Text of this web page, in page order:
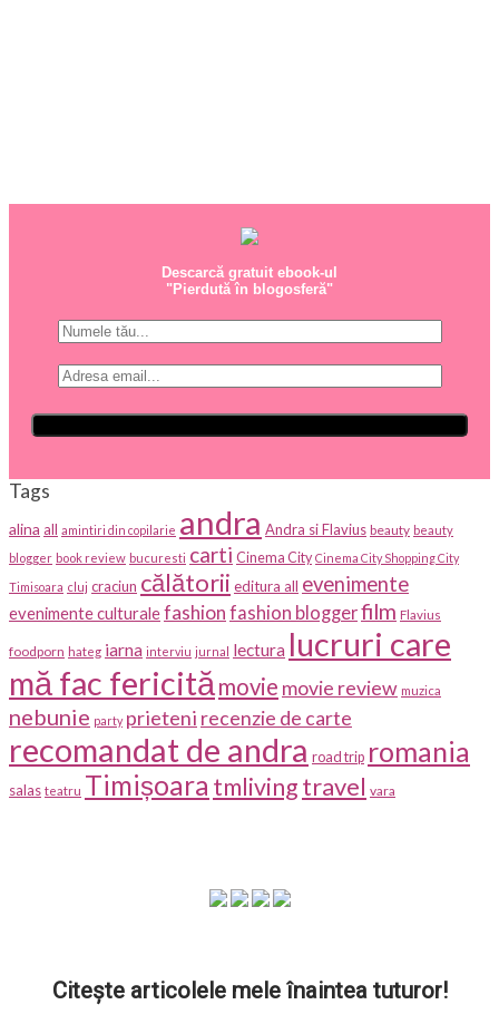
Descarcă gratuit ebook-ul
"Pierdută în blogosferă"
Tags
alina all amintiri din copilarie andra Andra si Flavius beauty beauty
blogger book review bucuresti carti Cinema City Cinema City Shopping City
Timisoara cluj craciun călătorii editura all evenimente
evenimente culturalefashion fashion bloggerfilm Flavius
foodporn hateg iarna interviu jurnal lectura lucruri care
mă fac fericită movie movie review muzica
nebunie party prieteni recenzie de carte
recomandat de andra road trip romania
salas teatru Timișoara tmlivingtravel vara
Citește articolele mele înaintea tuturor!